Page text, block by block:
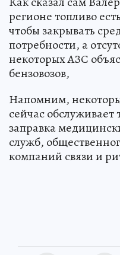
регионе топливо
чтобы закрывать
потребности, а
некоторых АЗС
бензовозов,
Напомним,
сейчас
заправка
служб,
компаний связи и